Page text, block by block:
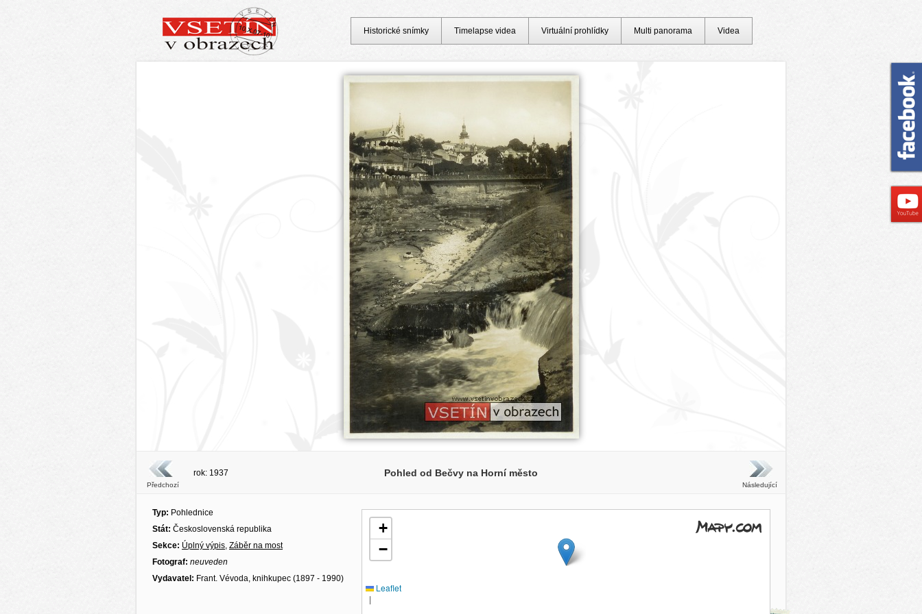
Předchozí
rok: 1937 Pohled od Bečvy na Horní město
Následující
Typ: Pohlednice
Stát: Československá republika
Sekce: Úplný výpis, Záběr na most
Fotograf: neuveden
Vydavatel: Frant. Vévoda, knihkupec (1897 - 1990)
+
−
Leaflet
|
Historické snímky Timelapse videa Virtuální prohlídky Multi panorama Videa